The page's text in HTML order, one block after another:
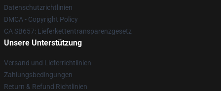
Datenschutzrichtlinien
DMCA - Copyright Policy
CA SB657: Lieferkettentransparenzgesetz
Unsere Unterstützung
Versand und Lieferrichtlinien
Zahlungsbedingungen
Return & Refund Richtlinien